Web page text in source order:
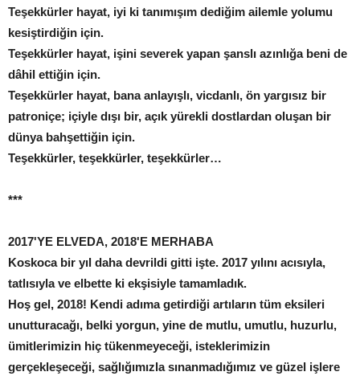
Teşekkürler hayat, iyi ki tanımışım dediğim ailemle yolumu
kesiştirdiğin için.
Teşekkürler hayat, işini severek yapan şanslı azınlığa beni de
dâhil ettiğin için.
Teşekkürler hayat, bana anlayışlı, vicdanlı, ön yargısız bir
patroniçe; içiyle dışı bir, açık yürekli dostlardan oluşan bir
dünya bahşettiğin için.
Teşekkürler, teşekkürler, teşekkürler…
***
2017'YE ELVEDA, 2018'E MERHABA
Koskoca bir yıl daha devrildi gitti işte. 2017 yılını acısıyla,
tatlısıyla ve elbette ki ekşisiyle tamamladık.
Hoş gel, 2018! Kendi adıma getirdiği artıların tüm eksileri
unutturacağı, belki yorgun, yine de mutlu, umutlu, huzurlu,
ümitlerimizin hiç tükenmeyeceği, isteklerimizin
gerçekleşeceği, sağlığımızla sınanmadığımız ve güzel işlere